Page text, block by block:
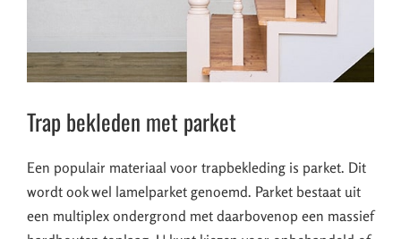
Trap bekleden met parket
Een populair materiaal voor trapbekleding is parket. Dit
wordt ook wel lamelparket genoemd. Parket bestaat uit
een multiplex ondergrond met daarbovenop een massief